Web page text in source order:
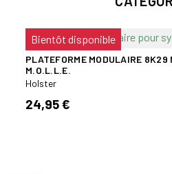
Bientôt disponible
PLATEFORME MODULAIRE 8K29
M.O.L.L.E.
Holster
24,95 €